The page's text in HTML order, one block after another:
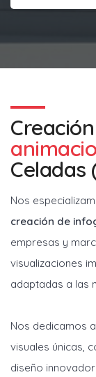
Celadas
Nos
creación de
empresas y
visualizaciones
adaptadas a las
Nos dedicamos
visuales únicas,
diseño